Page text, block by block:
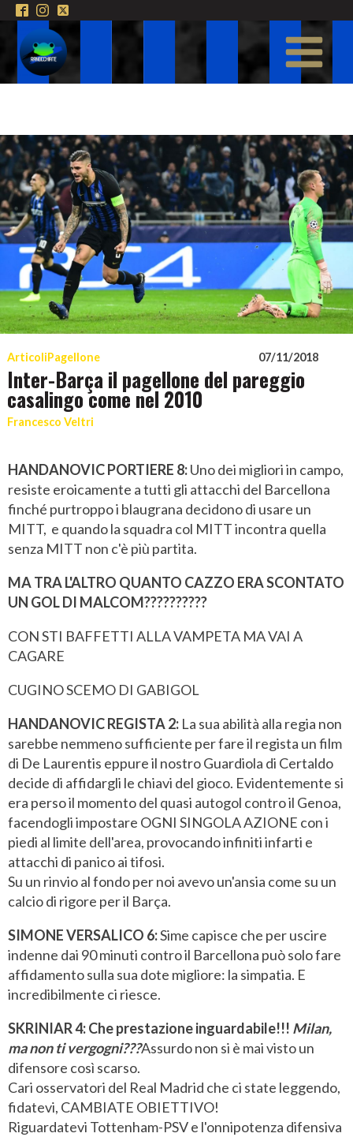
ArticoliPagellone 07/11/2018
Inter-Barça il pagellone del pareggio
casalingo come nel 2010
Francesco Veltri
HANDANOVIC PORTIERE 8:Uno dei migliori in campo,
resiste eroicamente a tutti gli attacchi del Barcellona
finché purtroppo i blaugrana decidono di usare un
MITT, e quando la squadra col MITT incontra quella
senza MITT non c'è più partita.
MA TRA L'ALTRO QUANTO CAZZO ERA SCONTATO
UN GOL DI MALCOM??????????
CON STI BAFFETTI ALLA VAMPETA MA VAI A
CAGARE
CUGINO SCEMO DI GABIGOL
HANDANOVIC REGISTA 2: La sua abilità alla regia non
sarebbe nemmeno sufficiente per fare il regista un film
di De Laurentis eppure il nostro Guardiola di Certaldo
decide di affidargli le chiavi del gioco. Evidentemente si
era perso il momento del quasi autogol contro il Genoa,
facendogli impostare OGNI SINGOLA AZIONE con i
piedi al limite dell'area, provocando infiniti infarti e
attacchi di panico ai tifosi.
Su un rinvio al fondo per noi avevo un'ansia come su un
calcio di rigore per il Barça.
SIMONE VERSALICO 6:Sime capisce che per uscire
indenne dai 90 minuti contro il Barcellona può solo fare
affidamento sulla sua dote migliore: la simpatia. E
incredibilmente ci riesce.
SKRINIAR 4: Che prestazione inguardabile!!! Milan,
ma non ti vergogni???Assurdo non si è mai visto un
difensore così scarso.
Cari osservatori del Real Madrid che ci state leggendo,
fidatevi, CAMBIATE OBIETTIVO!
Riguardatevi Tottenham-PSV e l'onnipotenza difensiva